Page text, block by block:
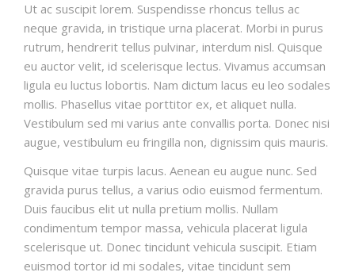
Ut ac suscipit lorem. Suspendisse rhoncus tellus ac
neque gravida, in tristique urna placerat. Morbi in purus
rutrum, hendrerit tellus pulvinar, interdum nisl. Quisque
eu auctor velit, id scelerisque lectus. Vivamus accumsan
ligula eu luctus lobortis. Nam dictum lacus eu leo sodales
mollis. Phasellus vitae porttitor ex, et aliquet nulla.
Vestibulum sed mi varius ante convallis porta. Donec nisi
augue, vestibulum eu fringilla non, dignissim quis mauris.
Quisque vitae turpis lacus. Aenean eu augue nunc. Sed
gravida purus tellus, a varius odio euismod fermentum.
Duis faucibus elit ut nulla pretium mollis. Nullam
condimentum tempor massa, vehicula placerat ligula
scelerisque ut. Donec tincidunt vehicula suscipit. Etiam
euismod tortor id mi sodales, vitae tincidunt sem